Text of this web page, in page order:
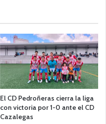
El CD Pedroñeras cierra la liga
con victoria por 1-0 ante el CD
Cazalegas